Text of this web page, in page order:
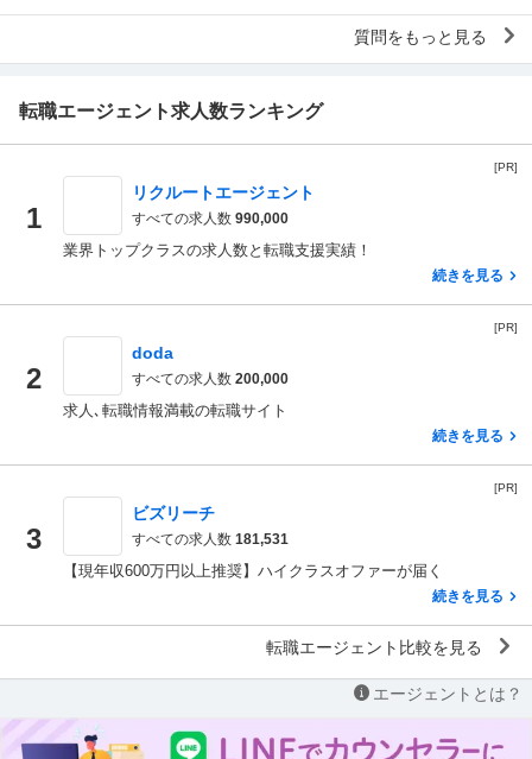
たので、今年の試験は小論文だけでした。 しか
質問をもっと見る
転職エージェント求人数ランキング
[PR]
1
リクルートエージェント
すべての求人数990,000
業界トップクラスの求人数と転職支援実績！
続きを見る
[PR]
2
doda
すべての求人数200,000
求人､転職情報満載の転職サイト
続きを見る
[PR]
3
ビズリーチ
すべての求人数181,531
【現年収600万円以上推奨】ハイクラスオファーが届く
続きを見る
転職エージェント比較を見る
エージェントとは？